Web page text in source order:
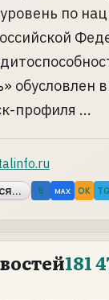
по
обусловлен
профиля ...
B MAX OK TG
181